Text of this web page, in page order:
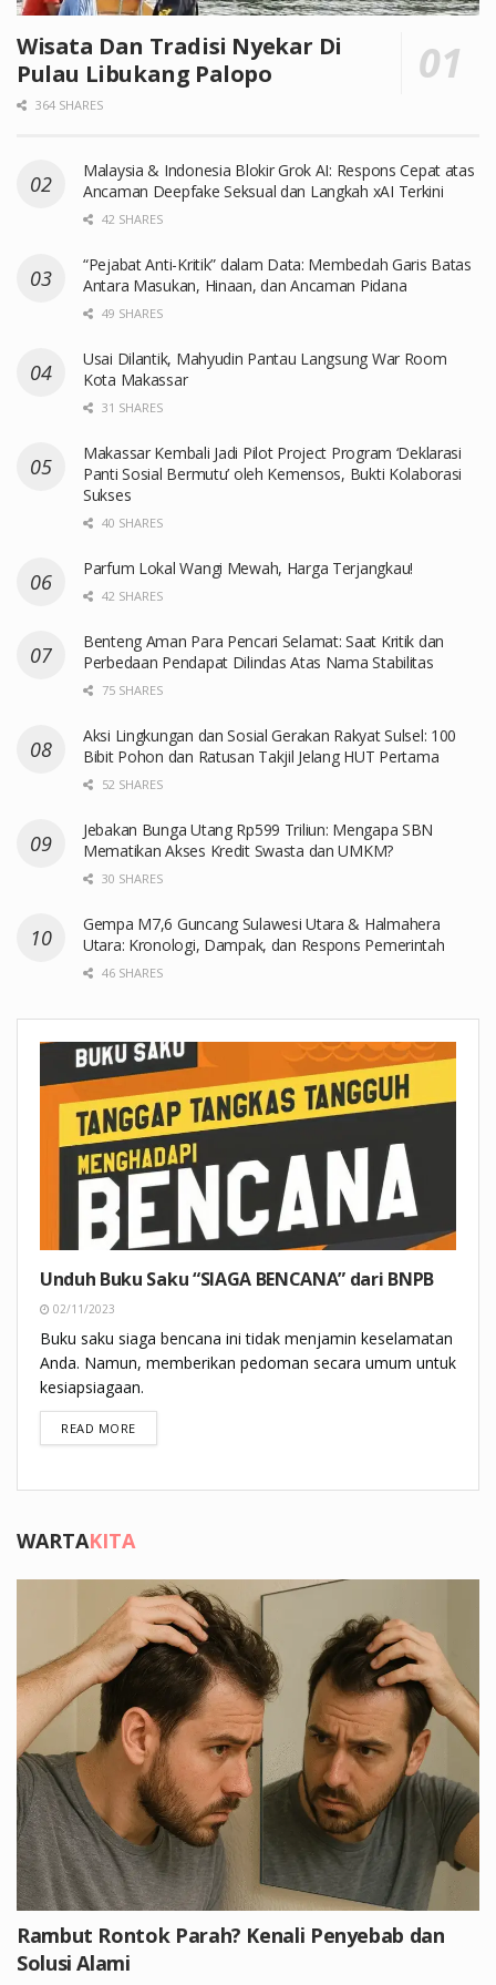
Wisata Dan Tradisi Nyekar Di
Pulau Libukang Palopo
364 SHARES
Malaysia & Indonesia Blokir Grok AI: Respons Cepat atas
Ancaman Deepfake Seksual dan Langkah xAI Terkini
42 SHARES
“Pejabat Anti-Kritik” dalam Data: Membedah Garis Batas
Antara Masukan, Hinaan, dan Ancaman Pidana
49 SHARES
Usai Dilantik, Mahyudin Pantau Langsung War Room
Kota Makassar
31 SHARES
Makassar Kembali Jadi Pilot Project Program ‘Deklarasi
Panti Sosial Bermutu’ oleh Kemensos, Bukti Kolaborasi
Sukses
40 SHARES
Parfum Lokal Wangi Mewah, Harga Terjangkau!
42 SHARES
Benteng Aman Para Pencari Selamat: Saat Kritik dan
Perbedaan Pendapat Dilindas Atas Nama Stabilitas
75 SHARES
Aksi Lingkungan dan Sosial Gerakan Rakyat Sulsel: 100
Bibit Pohon dan Ratusan Takjil Jelang HUT Pertama
52 SHARES
Jebakan Bunga Utang Rp599 Triliun: Mengapa SBN
Mematikan Akses Kredit Swasta dan UMKM?
30 SHARES
Gempa M7,6 Guncang Sulawesi Utara & Halmahera
Utara: Kronologi, Dampak, dan Respons Pemerintah
46 SHARES
Unduh Buku Saku “SIAGA BENCANA” dari BNPB
02/11/2023
Buku saku siaga bencana ini tidak menjamin keselamatan
Anda. Namun, memberikan pedoman secara umum untuk
kesiapsiagaan.
READ MOREDETAILS
WARTAKITA
Rambut Rontok Parah? Kenali Penyebab dan
Solusi Alami